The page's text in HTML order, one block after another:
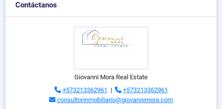
Contáctanos
Giovanni Mora Real Estate
+573213362961 |
+573213362961
consultorinmobiliario@giovannimora.com